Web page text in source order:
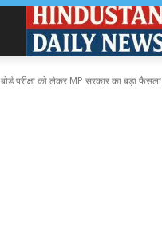
बोर्ड परीक्षा को लेकर MP सरकार का बड़ा फैसला